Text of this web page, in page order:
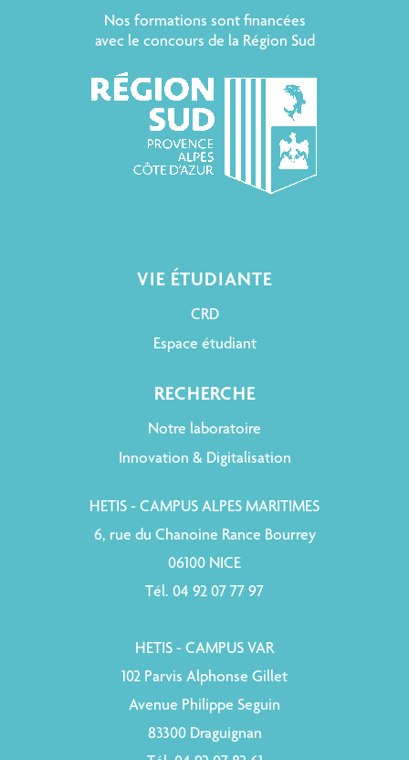
Nos formations sont financées
avec le concours de la Région Sud
VIE ÉTUDIANTE
CRD
Espace étudiant
RECHERCHE
Notre laboratoire
Innovation & Digitalisation
HETIS - CAMPUS ALPES MARITIMES
6, rue du Chanoine Rance Bourrey
06100 NICE
Tél. 04 92 07 77 97
HETIS - CAMPUS VAR
102 Parvis Alphonse Gillet
Avenue Philippe Seguin
83300 Draguignan